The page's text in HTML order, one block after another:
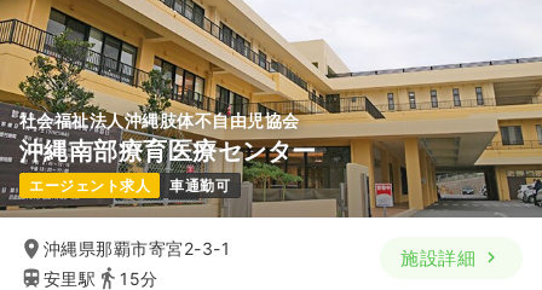
気になる
透析正・准看護師 一般＋療養
日勤のみ（常勤） 一時募集休止
給与 お問い合わせください
時間 7:30～16:30
年間休日120日
社会福祉法人沖縄肢体不自由児協会
沖縄南部療育医療センター
エージェント求人 車通勤可
沖縄県那覇市寄宮2-3-1
安里駅
15分
施設詳細